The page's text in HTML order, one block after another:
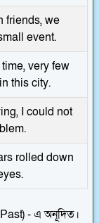
friends, we
event.
very few
this city.
I could not
rolled down
- এ অনূদিত।